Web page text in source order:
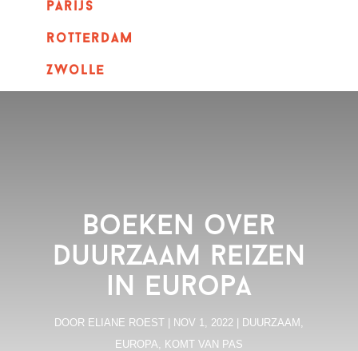
parijs
rotterdam
Zwolle
Boeken over
duurzaam reizen
in Europa
DOOR ELIANE ROEST NOV 1, 2022 DUURZAAM ,
EUROPA, KOMT VAN PAS